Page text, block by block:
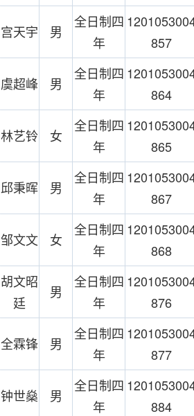
宫天宇 男
全日制四
年
857
虞超峰 男
全日制四
年
864
林艺铃 女
全日制四
年
865
邱秉晖 男
全日制四
年
867
邹文文 女
全日制四
年
868
胡文昭
廷
男
全日制四
年
876
全霖锋 男
全日制四
年
877
钟世燊 男
全日制四
年
884